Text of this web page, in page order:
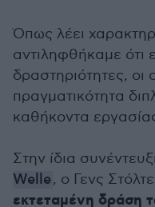
Όπως λέει
αντιληφθήκαμε ότι
δραστηριότητες, οι
πραγματικότητα
καθήκοντα
Στην ίδια
Welle, ο Γενς
εκτεταμένη δράση